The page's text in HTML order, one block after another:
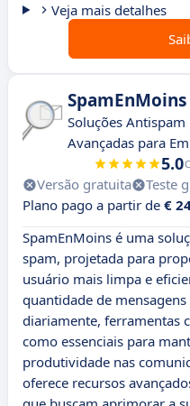
Veja mais detalhes
SpamEnMoins
Soluções Antispam
Avançadas para
5.0
Versão gratuita Teste
Plano pago a partir de €
SpamEnMoins é uma
spam, projetada para
usuário mais limpa e
quantidade de
diariamente, ferramentas
como essenciais para
produtividade nas
oferece recursos